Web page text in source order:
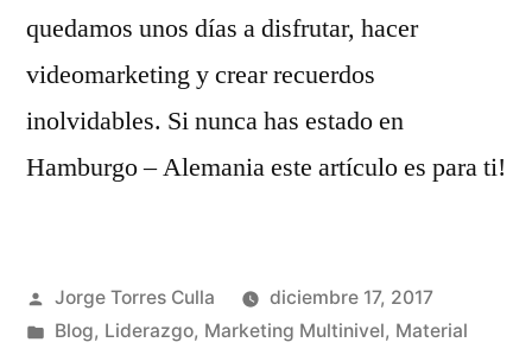
quedamos unos días a disfrutar, hacer
videomarketing y crear recuerdos
inolvidables. Si nunca has estado en
Hamburgo – Alemania este artículo es para ti!
Publicado
por
Jorge Torres Culla
diciembre 17, 2017
Publicado
Blog, Liderazgo, Marketing Multinivel, Material